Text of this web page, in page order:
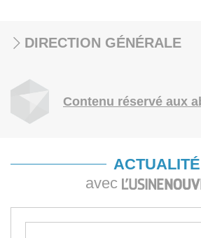
DIRECTION GÉNÉRALE
Contenu réservé aux
ACTUALITÉ
avec